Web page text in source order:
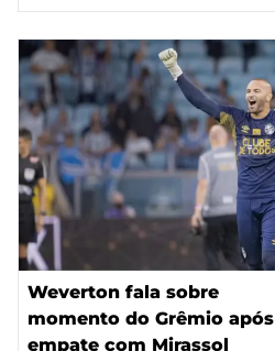
Weverton fala sobre
momento do Grêmio após
empate com Mirassol